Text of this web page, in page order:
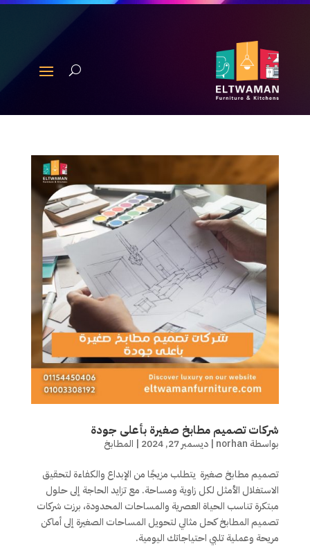
شركات تصميم مطابخ صغيرة بأعلى جودة
بواسطة norhan
| ديسمبر 27, 2024 | المطابخ
تصميم مطابخ صغيرة يتطلب مزيجًا من الإبداع والكفاءة لتحقيق
الاستغلال الأمثل لكل زاوية ومساحة. مع تزايد الحاجة إلى حلول
مبتكرة تناسب الحياة العصرية والمساحات المحدودة، برزت شركات
تصميم المطابخ كحل مثالي لتحويل المساحات الصغيرة إلى أماكن
مريحة وعملية تلبي احتياجاتك اليومية.